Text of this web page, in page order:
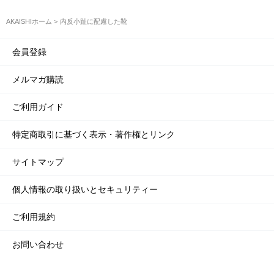
AKAISHIホーム 内反小趾に配慮した靴
会員登録
メルマガ購読
ご利用ガイド
特定商取引に基づく表示・著作権とリンク
サイトマップ
個人情報の取り扱いとセキュリティー
ご利用規約
お問い合わせ